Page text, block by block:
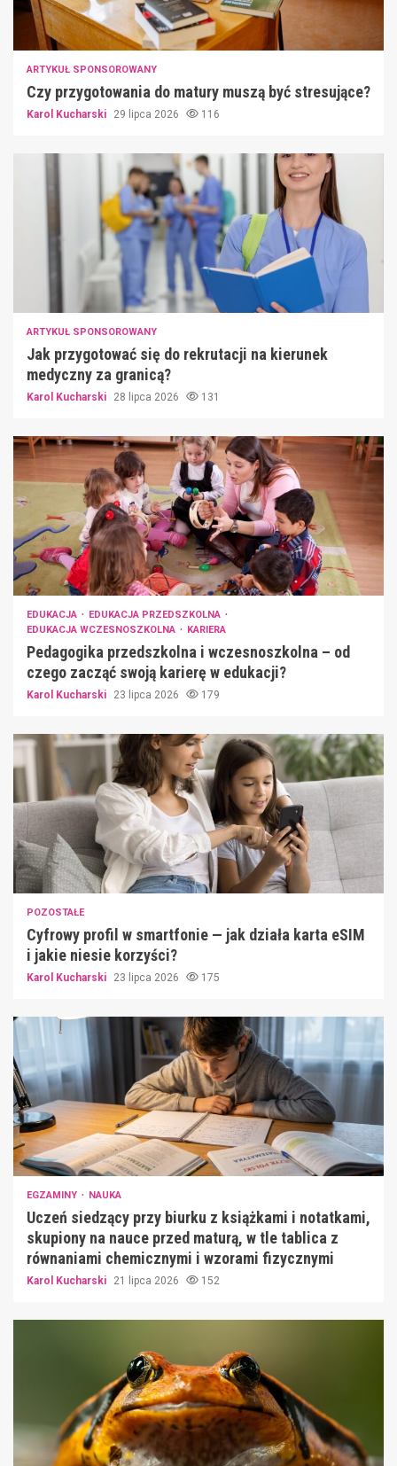
ARTYKUŁ SPONSOROWANY
Czy przygotowania do matury muszą być stresujące?
Karol Kucharski 29 lipca 2026 116
ARTYKUŁ SPONSOROWANY
Jak przygotować się do rekrutacji na kierunek
medyczny za granicą?
Karol Kucharski 28 lipca 2026 131
EDUKACJA
EDUKACJA PRZEDSZKOLNA
EDUKACJA WCZESNOSZKOLNA
KARIERA
Pedagogika przedszkolna i wczesnoszkolna – od
czego zacząć swoją karierę w edukacji?
Karol Kucharski 23 lipca 2026 179
POZOSTAŁE
Cyfrowy profil w smartfonie — jak działa karta eSIM
i jakie niesie korzyści?
Karol Kucharski 23 lipca 2026 175
EGZAMINY NAUKA
Uczeń siedzący przy biurku z książkami i notatkami,
skupiony na nauce przed maturą, w tle tablica z
równaniami chemicznymi i wzorami fizycznymi
Karol Kucharski 21 lipca 2026 152